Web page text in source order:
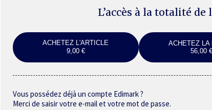
L’accès à la totalité
ACHETEZ L'ARTICLE
9,00 €
ACHETEZ LA
56,00 €
Vous possédez déjà un compte Edimark ?
Merci de saisir votre e-mail et votre mot de passe.